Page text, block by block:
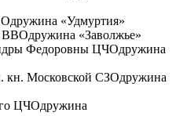
дружина «Удмуртия»
ВВОдружина «Заволжье»
Федоровны ЦЧОдружина
кн. Московской СЗОдружина
ЦЧОдружина